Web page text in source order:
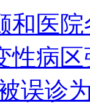
和医
性病
误诊